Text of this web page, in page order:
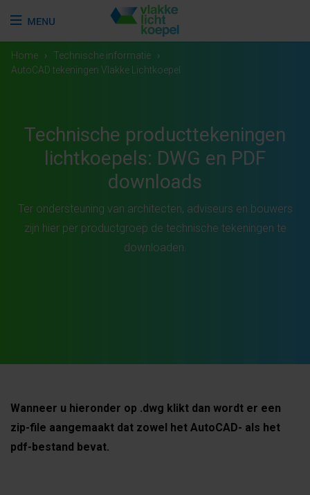
Home › Technische informatie ›
AutoCAD tekeningen Vlakke Lichtkoepel
Technische producttekeningen
lichtkoepels: DWG en PDF
downloads
Ter ondersteuning van architecten, adviseurs en bouwers
zijn hier per productgroep de technische tekeningen te
downloaden.
Wanneer u hieronder op .dwg klikt dan wordt er een
zip-file aangemaakt dat zowel het AutoCAD- als het
pdf-bestand bevat.